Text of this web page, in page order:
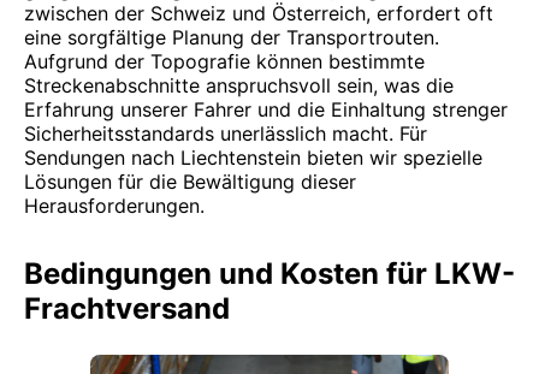
zwischen der Schweiz und Österreich, erfordert oft
eine sorgfältige Planung der Transportrouten.
Aufgrund der Topografie können bestimmte
Streckenabschnitte anspruchsvoll sein, was die
Erfahrung unserer Fahrer und die Einhaltung strenger
Sicherheitsstandards unerlässlich macht. Für
Sendungen nach Liechtenstein bieten wir spezielle
Lösungen für die Bewältigung dieser
Herausforderungen.
Bedingungen und Kosten für LKW-
Frachtversand